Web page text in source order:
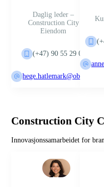
Daglig leder –
Construction City
Eiendom
(+47) 90 55 29 09
hege.hatlemark@obos.no
Construction City
Innovasjonssamarbeidet for